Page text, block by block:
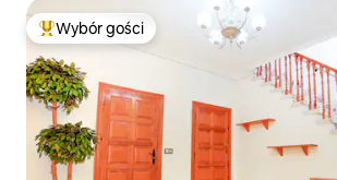
Najpopularniejsze z kategorii Wybór gości
Wybór gości